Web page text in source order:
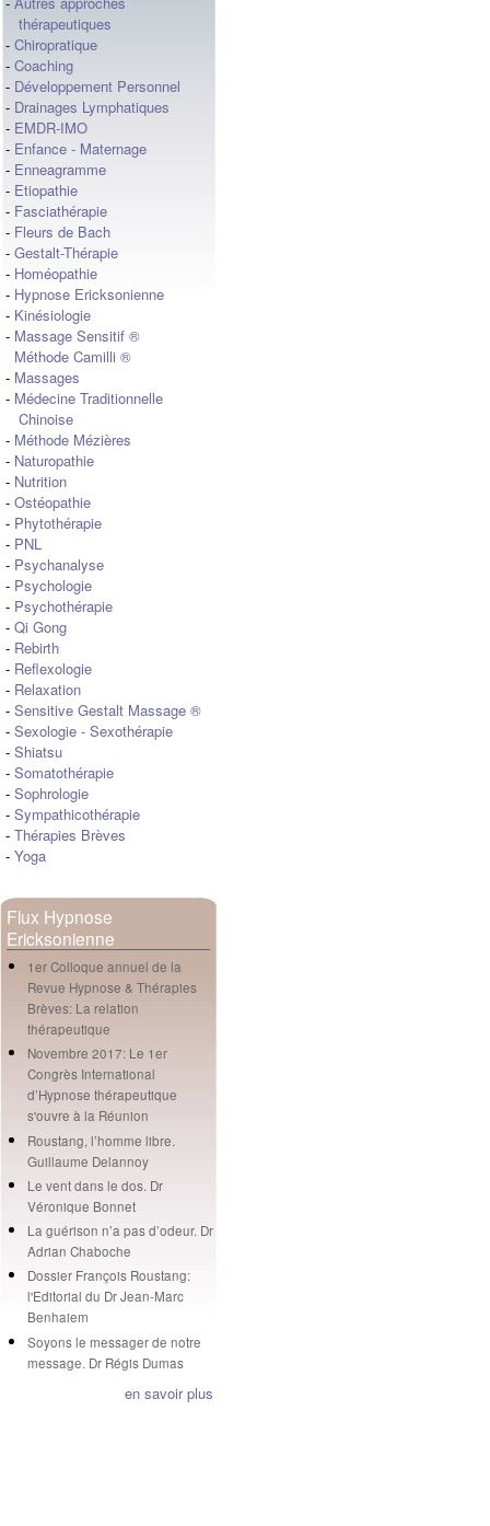
thérapeutiques
- Chiropratique
- Coaching
- Développement Personnel
- Drainages Lymphatiques
- EMDR-IMO
- Enfance - Maternage
- Enneagramme
- Etiopathie
- Fasciathérapie
- Fleurs de Bach
- Gestalt-Thérapie
- Homéopathie
- Hypnose Ericksonienne
- Kinésiologie
- Massage Sensitif ®
Méthode Camilli ®
- Massages
- Médecine Traditionnelle
Chinoise
- Méthode Mézières
- Naturopathie
- Nutrition
- Ostéopathie
- Phytothérapie
- PNL
- Psychanalyse
- Psychologie
- Psychothérapie
- Qi Gong
- Rebirth
- Reflexologie
- Relaxation
- Sensitive Gestalt Massage ®
- Sexologie - Sexothérapie
- Shiatsu
- Somatothérapie
- Sophrologie
- Sympathicothérapie
- Thérapies Brèves
- Yoga
Flux Hypnose
Ericksonienne
1er Colloque annuel de la
Revue Hypnose & Thérapies
Brèves: La relation
thérapeutique
Novembre 2017: Le 1er
Congrès International
d’Hypnose thérapeutique
s'ouvre à la Réunion
Roustang, l’homme libre.
Guillaume Delannoy
Le vent dans le dos. Dr
Véronique Bonnet
La guérison n’a pas d’odeur. Dr
Adrian Chaboche
Dossier François Roustang:
l'Editorial du Dr Jean-Marc
Benhaiem
Soyons le messager de notre
message. Dr Régis Dumas
en savoir plus